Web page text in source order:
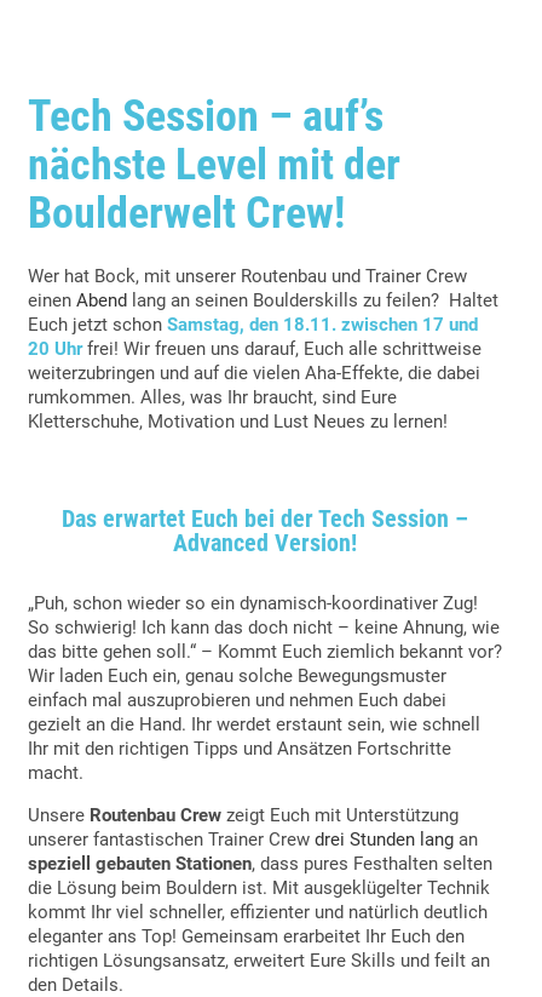
Tech Session – auf’s
nächste Level mit der
Boulderwelt Crew!
Wer hat Bock, mit unserer Routenbau und Trainer Crew
einen Abend lang an seinen Boulderskills zu feilen? Haltet
Euch jetzt schon Samstag, den 18.11. zwischen 17 und
20 Uhr frei! Wir freuen uns darauf, Euch alle schrittweise
weiterzubringen und auf die vielen Aha-Effekte, die dabei
rumkommen. Alles, was Ihr braucht, sind Eure
Kletterschuhe, Motivation und Lust Neues zu lernen!
Das erwartet Euch beiderTech Session –
Advanced Version!
„Puh, schon wieder so ein dynamisch-koordinativer Zug!
So schwierig! Ich kann das doch nicht – keine Ahnung, wie
das bitte gehen soll.“ – Kommt Euch ziemlich bekannt vor?
Wir laden Euch ein, genau solche Bewegungsmuster
einfach mal auszuprobieren und nehmen Euch dabei
gezielt an die Hand. Ihr werdet erstaunt sein, wie schnell
Ihr mit den richtigen Tipps und Ansätzen Fortschritte
macht.
Unsere Routenbau Crew zeigt Euch mit Unterstützung
unserer fantastischen Trainer Crew drei Stunden lang an
speziell gebauten Stationen, dass pures Festhalten selten
die Lösung beim Bouldern ist. Mit ausgeklügelter Technik
kommt Ihr viel schneller, effizienter und natürlich deutlich
eleganter ans Top! Gemeinsam erarbeitet Ihr Euch den
richtigen Lösungsansatz, erweitert Eure Skills und feilt an
den Details.